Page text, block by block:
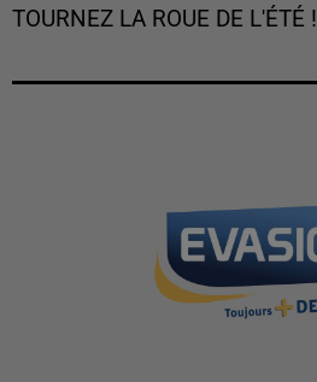
TOURNEZ LA ROUE DE L'ÉTÉ !